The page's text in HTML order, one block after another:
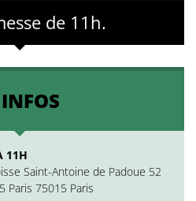
de 11h.
11H
Saint-Antoine de Padoue 52
Paris 75015 Paris